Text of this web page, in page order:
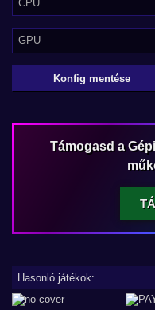
CPU
GPU
Konfig mentése
Támogasd a
Hasonló játékok: